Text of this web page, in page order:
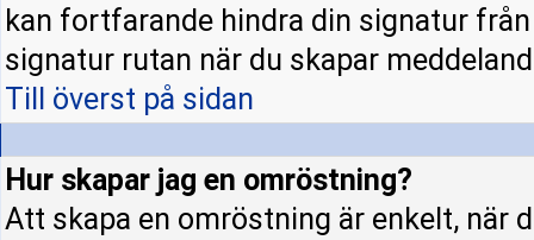
kan fortfarande hindra din signatur
signatur rutan när du skapar
Till överst på sidan
Hur skapar jag en omröstning?
Att skapa en omröstning är enkelt, när